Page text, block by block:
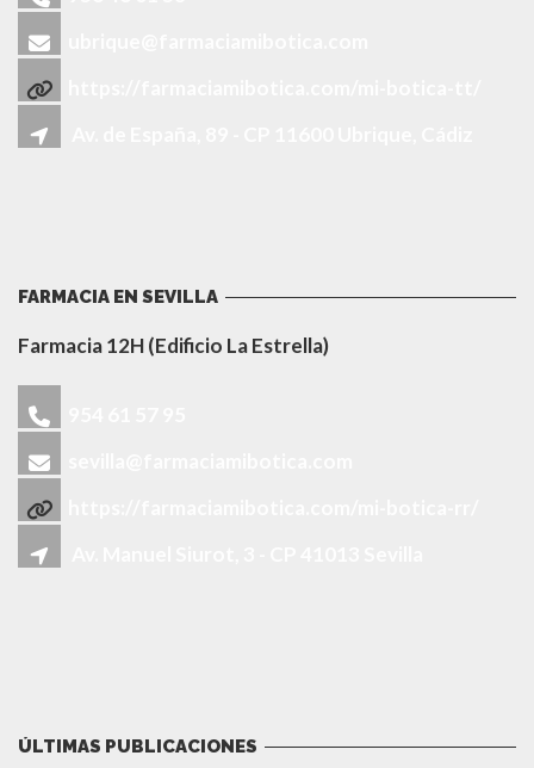
FARMACIA EN SEVILLA
Farmacia 12H (Edificio La Estrella)
ÚLTIMAS PUBLICACIONES